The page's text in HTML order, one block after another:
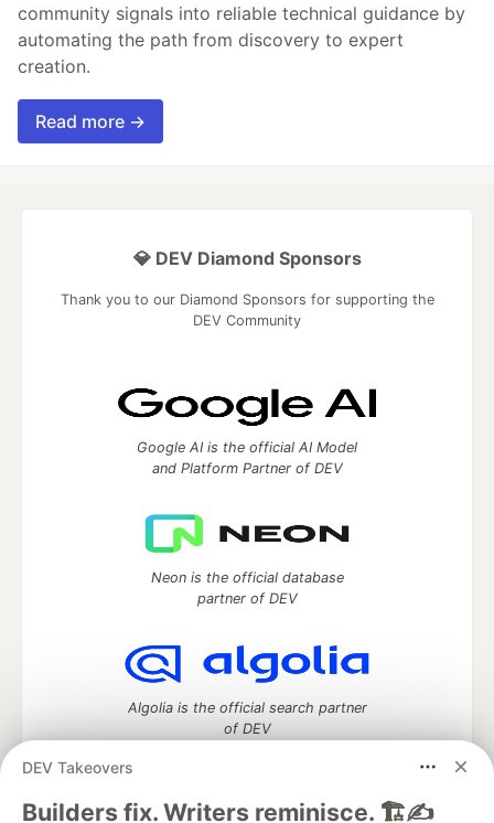
community signals into reliable technical guidance by
automating the path from discovery to expert
creation.
Read more →
DEV Takeovers
Builders fix. Writers reminisce. 🏗️✍️
💎 DEV Diamond Sponsors
Thank you to our Diamond Sponsors for supporting the
DEV Community
Google AI is the official AI Model
and Platform Partner of DEV
Neon is the official database
partner of DEV
Algolia is the official search partner
of DEV